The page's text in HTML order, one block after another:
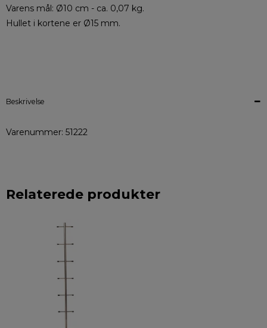
Varens mål: Ø10 cm - ca. 0,07 kg.
Hullet i kortene er Ø15 mm.
Beskrivelse
Varenummer: 51222
Relaterede produkter